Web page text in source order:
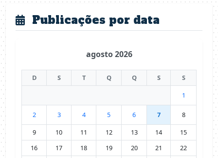
Publicações por data
agosto 2026
D S T Q Q S
S
1
2 3 4 5 6 7
8
9
10 11 12 13 14
15
16
17 18 19 20 21
22